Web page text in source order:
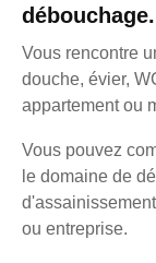
débouchage.
Vous rencontre
douche, évier,
appartement ou
Vous pouvez
le domaine de
ou entreprise.